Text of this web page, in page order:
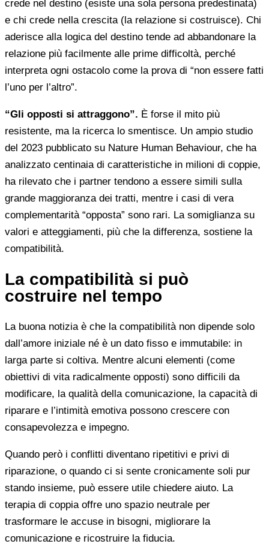
crede nel destino (esiste una sola persona predestinata)
e chi crede nella crescita (la relazione si costruisce). Chi
aderisce alla logica del destino tende ad abbandonare la
relazione più facilmente alle prime difficoltà, perché
interpreta ogni ostacolo come la prova di “non essere fatti
l’uno per l’altro”.
“Gli opposti si attraggono”. È forse il mito più
resistente, ma la ricerca lo smentisce. Un ampio studio
del 2023 pubblicato su Nature Human Behaviour, che ha
analizzato centinaia di caratteristiche in milioni di coppie,
ha rilevato che i partner tendono a essere simili sulla
grande maggioranza dei tratti, mentre i casi di vera
complementarità “opposta” sono rari. La somiglianza su
valori e atteggiamenti, più che la differenza, sostiene la
compatibilità.
La compatibilità si può
costruire nel tempo
La buona notizia è che la compatibilità non dipende solo
dall’amore iniziale né è un dato fisso e immutabile: in
larga parte si coltiva. Mentre alcuni elementi (come
obiettivi di vita radicalmente opposti) sono difficili da
modificare, la qualità della comunicazione, la capacità di
riparare e l’intimità emotiva possono crescere con
consapevolezza e impegno.
Quando però i conflitti diventano ripetitivi e privi di
riparazione, o quando ci si sente cronicamente soli pur
stando insieme, può essere utile chiedere aiuto. La
terapia di coppia offre uno spazio neutrale per
trasformare le accuse in bisogni, migliorare la
comunicazione e ricostruire la fiducia.